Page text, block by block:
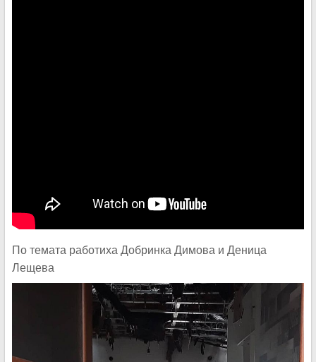
По темата работиха Добринка Димова и Деница
Лещева